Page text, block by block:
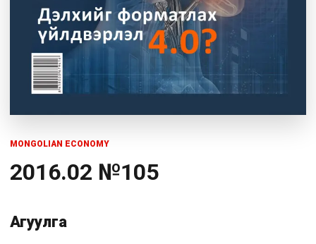
MONGOLIAN ECONOMY
2016.02 №105
Агуулга